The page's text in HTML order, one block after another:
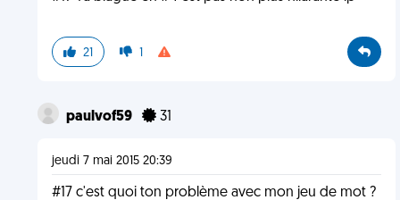
21 1
paulvof59 31
jeudi 7 mai 2015 20:39
#17 c'est quoi ton problème avec mon jeu de mot ?